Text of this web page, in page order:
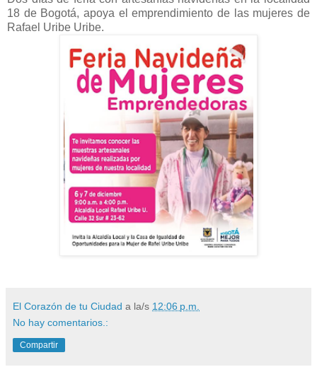
18 de Bogotá, apoya el emprendimiento de las mujeres de
Rafael Uribe Uribe.
El Corazón de tu Ciudad a la/s 12:06 p.m.
No hay comentarios.:
Compartir